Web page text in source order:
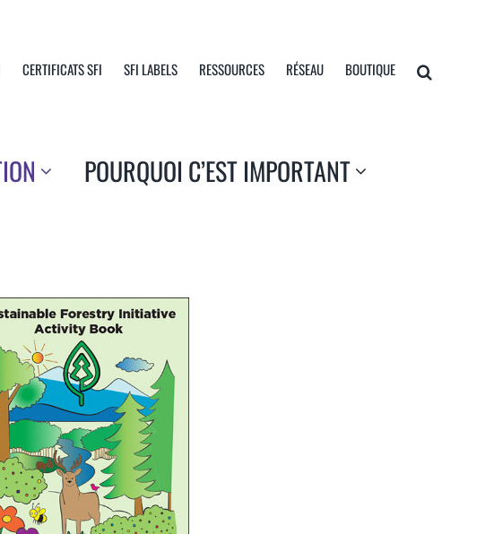
CERTIFICATS SFI SFI LABELS RESSOURCES RÉSEAU BOUTIQUE
POURQUOI C’EST IMPORTANT